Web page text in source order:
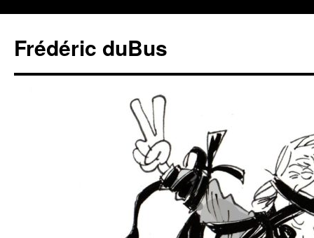
Frédéric duBus